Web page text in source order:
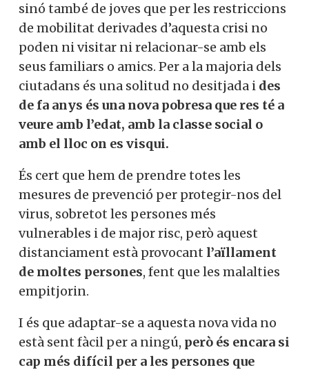
sinó també de joves que per les restriccions
de mobilitat derivades d’aquesta crisi no
poden ni visitar ni relacionar-se amb els
seus familiars o amics. Per a la majoria dels
ciutadans és una solitud no desitjada i des
de fa anys és una nova pobresa que res té a
veure amb l’edat, amb la classe social o
amb el lloc on es visqui.
És cert que hem de prendre totes les
mesures de prevenció per protegir-nos del
virus, sobretot les persones més
vulnerables i de major risc, però aquest
distanciament està provocant l’aïllament
de moltes persones, fent que les malalties
empitjorin.
I és que adaptar-se a aquesta nova vida no
està sent fàcil per a ningú, però és encara si
cap més difícil per a les persones que